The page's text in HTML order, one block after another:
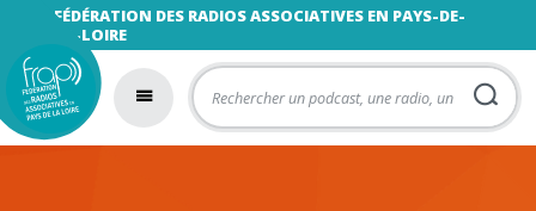
FÉDÉRATION DES RADIOS ASSOCIATIVES EN PAYS-DE-
LA-LOIRE